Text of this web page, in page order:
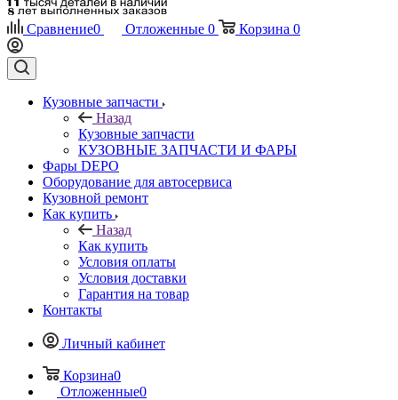
Сравнение0 Отложенные 0 Корзина 0
Кузовные запчасти
Назад
Кузовные запчасти
КУЗОВНЫЕ ЗАПЧАСТИ И ФАРЫ
Фары DEPO
Оборудование для автосервиса
Кузовной ремонт
Как купить
Назад
Как купить
Условия оплаты
Условия доставки
Гарантия на товар
Контакты
Личный кабинет
Корзина0
Отложенные0